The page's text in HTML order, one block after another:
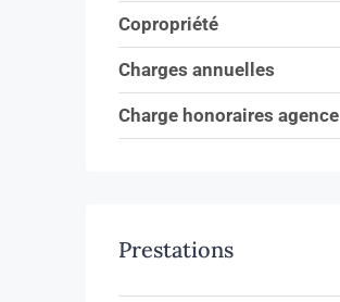
Copropriété
Charges annuelles
Charge honoraires agence
Prestations